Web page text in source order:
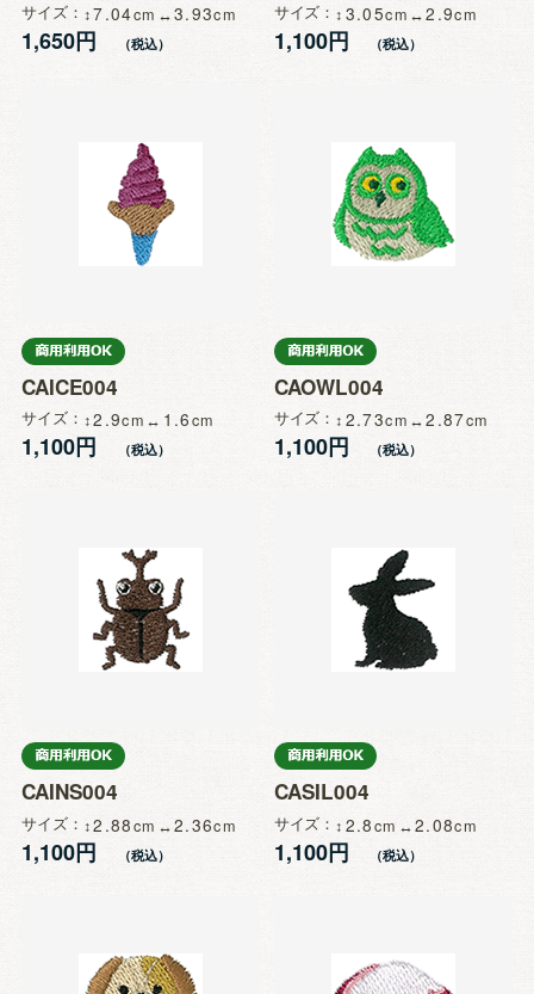
サイズ 7.04 3.93
1,650円
サイズ 3.05 2.9
1,100円
CAICE004
サイズ 2.9 1.6
1,100円
CAOWL004
サイズ 2.73 2.87
1,100円
CAINS004
サイズ 2.88 2.36
1,100円
CASIL004
サイズ 2.8 2.08
1,100円